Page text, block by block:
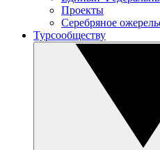
Проекты
Серебряное
Турсообществу